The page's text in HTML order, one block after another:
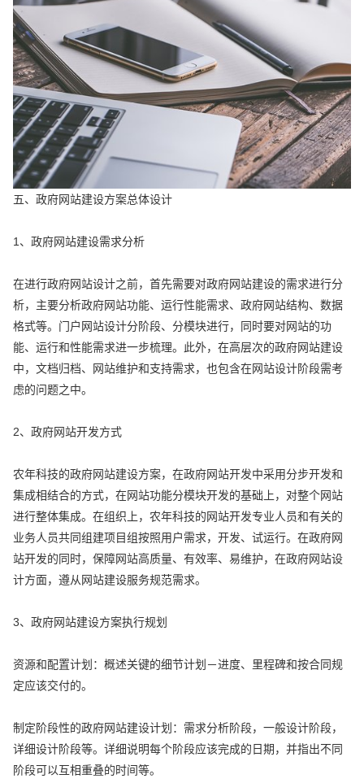
五、政府网站建设方案总体设计
1、政府网站建设需求分析
在进行政府网站设计之前，首先需要对政府网站建设的需求进行分
析，主要分析政府网站功能、运行性能需求、政府网站结构、数据
格式等。门户网站设计分阶段、分模块进行，同时要对网站的功
能、运行和性能需求进一步梳理。此外，在高层次的政府网站建设
中，文档归档、网站维护和支持需求，也包含在网站设计阶段需考
虑的问题之中。
2、政府网站开发方式
农年科技的政府网站建设方案，在政府网站开发中采用分步开发和
集成相结合的方式，在网站功能分模块开发的基础上，对整个网站
进行整体集成。在组织上，农年科技的网站开发专业人员和有关的
业务人员共同组建项目组按照用户需求，开发、试运行。在政府网
站开发的同时，保障网站高质量、有效率、易维护，在政府网站设
计方面，遵从网站建设服务规范需求。
3、政府网站建设方案执行规划
资源和配置计划：概述关键的细节计划－进度、里程碑和按合同规
定应该交付的。
制定阶段性的政府网站建设计划：需求分析阶段，一般设计阶段，
详细设计阶段等。详细说明每个阶段应该完成的日期，并指出不同
阶段可以互相重叠的时间等。